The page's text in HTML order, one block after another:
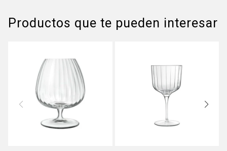
Productos que te pueden interesar